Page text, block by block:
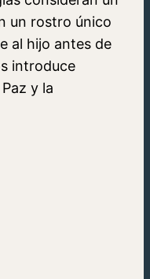
un rostro único
al hijo antes de
introduce
y la